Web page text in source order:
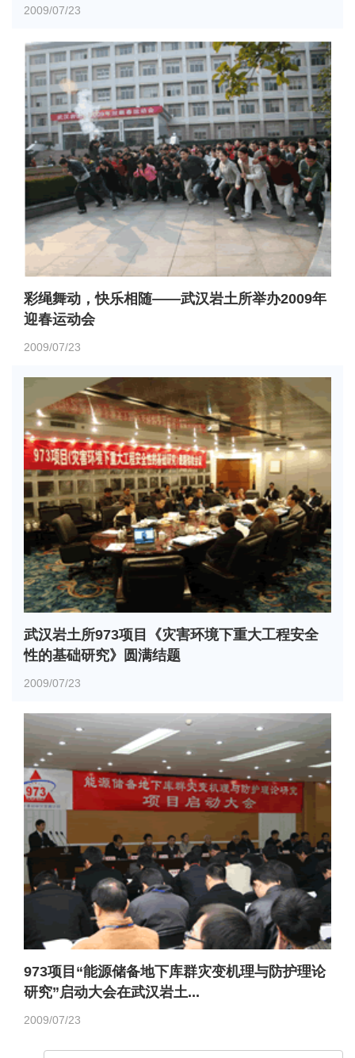
2009/07/23
彩绳舞动，快乐相随——武汉岩土所举办2009年
迎春运动会
2009/07/23
武汉岩土所973项目《灾害环境下重大工程安全
性的基础研究》圆满结题
2009/07/23
973项目“能源储备地下库群灾变机理与防护理论
研究”启动大会在武汉岩土...
2009/07/23